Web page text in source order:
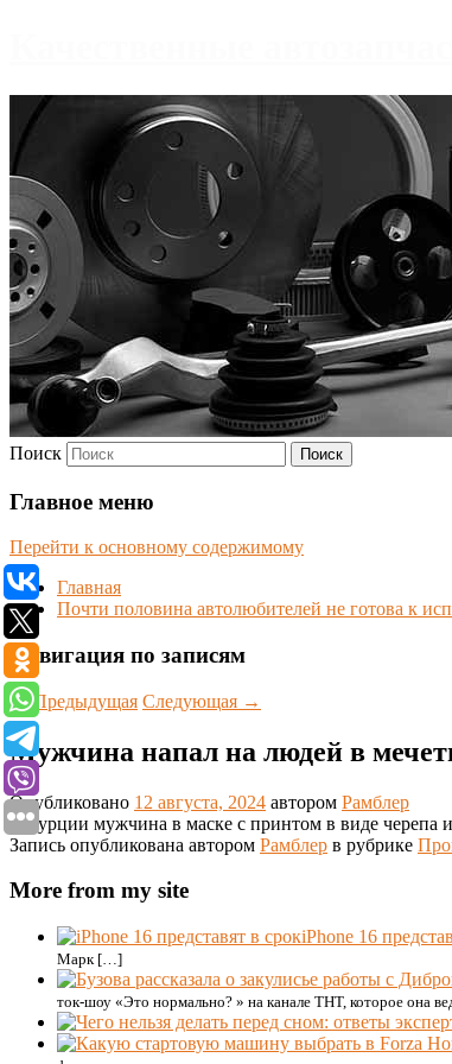
Поиск
Главное меню
Перейти к основному содержимому
Главная
Почти половина автолюбителей не готова к
Навигация по записям
←Предыдущая Следующая →
Мужчина напал на людей в
Опубликовано 12 августа, 2024 автором Рамблер
В Турции мужчина в маске с принтом в виде черепа
Запись опубликована автором Рамблер в рубрике
More from my site
iPhone 16
Марк […]
ток-шоу «Это нормально? » на канале ТНТ, которое она